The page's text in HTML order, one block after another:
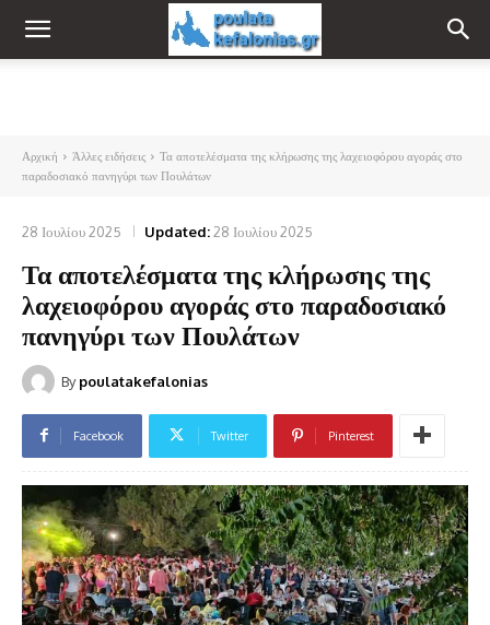
Αρχική Άλλες ειδήσεις
Τα αποτελέσματα της κλήρωσης της λαχειοφόρου αγοράς στο
παραδοσιακό πανηγύρι των Πουλάτων
28 Ιουλίου 2025 Updated:28 Ιουλίου 2025
Τα αποτελέσματα της κλήρωσης της
λαχειοφόρου αγοράς στο παραδοσιακό
πανηγύρι των Πουλάτων
By poulatakefalonias
Facebook Twitter Pinterest